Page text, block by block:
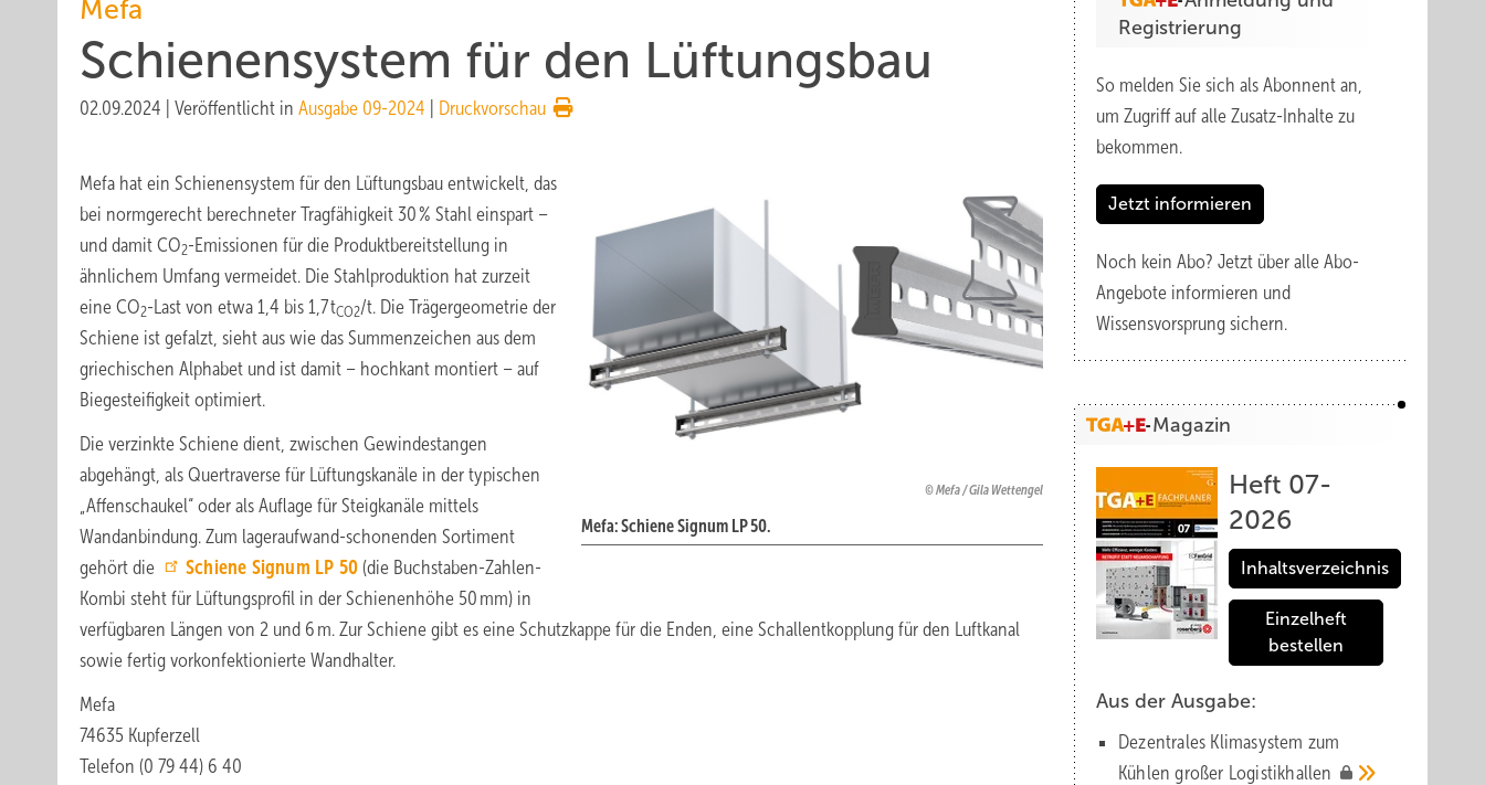
Mefa
Schienensystem für den Lüftungsbau
02.09.2024 Veröffentlicht in Ausgabe 09-2024 Druckvorschau
Mefa / Gila Wettengel
Mefa: Schiene Signum LP 50.
Mefa hat ein Schienensystem für den Lüftungsbau entwickelt, das
bei normgerecht berechneter Tragfähigkeit 30 % Stahl einspart –
und damit CO2-Emissionen für die Produktbereitstellung in
ähnlichem Umfang vermeidet. Die Stahlproduktion hat zurzeit
eine CO2-Last von etwa 1,4 bis 1,7 tCO2/t. Die Trägergeometrie der
Schiene ist gefalzt, sieht aus wie das Summenzeichen aus dem
griechischen Alphabet und ist damit – hochkant montiert – auf
Biegesteifigkeit optimiert.
Die verzinkte Schiene dient, zwischen Gewindestangen
abgehängt, als Quertraverse für Lüftungskanäle in der typischen
„Affenschaukel“ oder als Auflage für Steigkanäle mittels
Wandanbindung. Zum lageraufwand-schonenden Sortiment
gehört die
Schiene Signum LP 50 (die Buchstaben-Zahlen-
Kombi steht für Lüftungsprofil in der Schienenhöhe 50 mm) in
verfügbaren Längen von 2 und 6 m. Zur Schiene gibt es eine Schutzkappe für die Enden, eine Schallentkopplung für den Luftkanal
sowie fertig vorkonfektionierte Wandhalter.
Mefa
74635 Kupferzell
Telefon (0 79 44) 6 40
Registrierung
So melden Sie sich als Abonnent an,
um Zugriff auf alle Zusatz-Inhalte zu
bekommen.
Jetzt informieren
Noch kein Abo? Jetzt über alle Abo-
Angebote informieren und
Wissensvorsprung sichern.
Magazin
Heft 07-
2026
Inhaltsverzeichnis
Einzelheft
bestellen
Aus der Ausgabe:
Dezentrales Klimasystem zum
Kühlen großer Logistik­hallen